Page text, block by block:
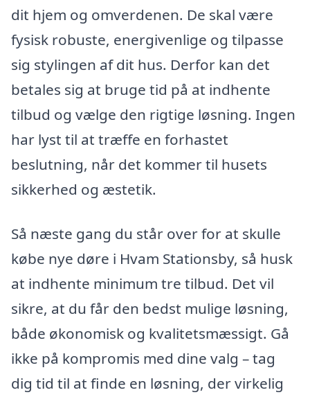
dit hjem og omverdenen. De skal være
fysisk robuste, energivenlige og tilpasse
sig stylingen af dit hus. Derfor kan det
betales sig at bruge tid på at indhente
tilbud og vælge den rigtige løsning. Ingen
har lyst til at træffe en forhastet
beslutning, når det kommer til husets
sikkerhed og æstetik.
Så næste gang du står over for at skulle
købe nye døre i Hvam Stationsby, så husk
at indhente minimum tre tilbud. Det vil
sikre, at du får den bedst mulige løsning,
både økonomisk og kvalitetsmæssigt. Gå
ikke på kompromis med dine valg – tag
dig tid til at finde en løsning, der virkelig